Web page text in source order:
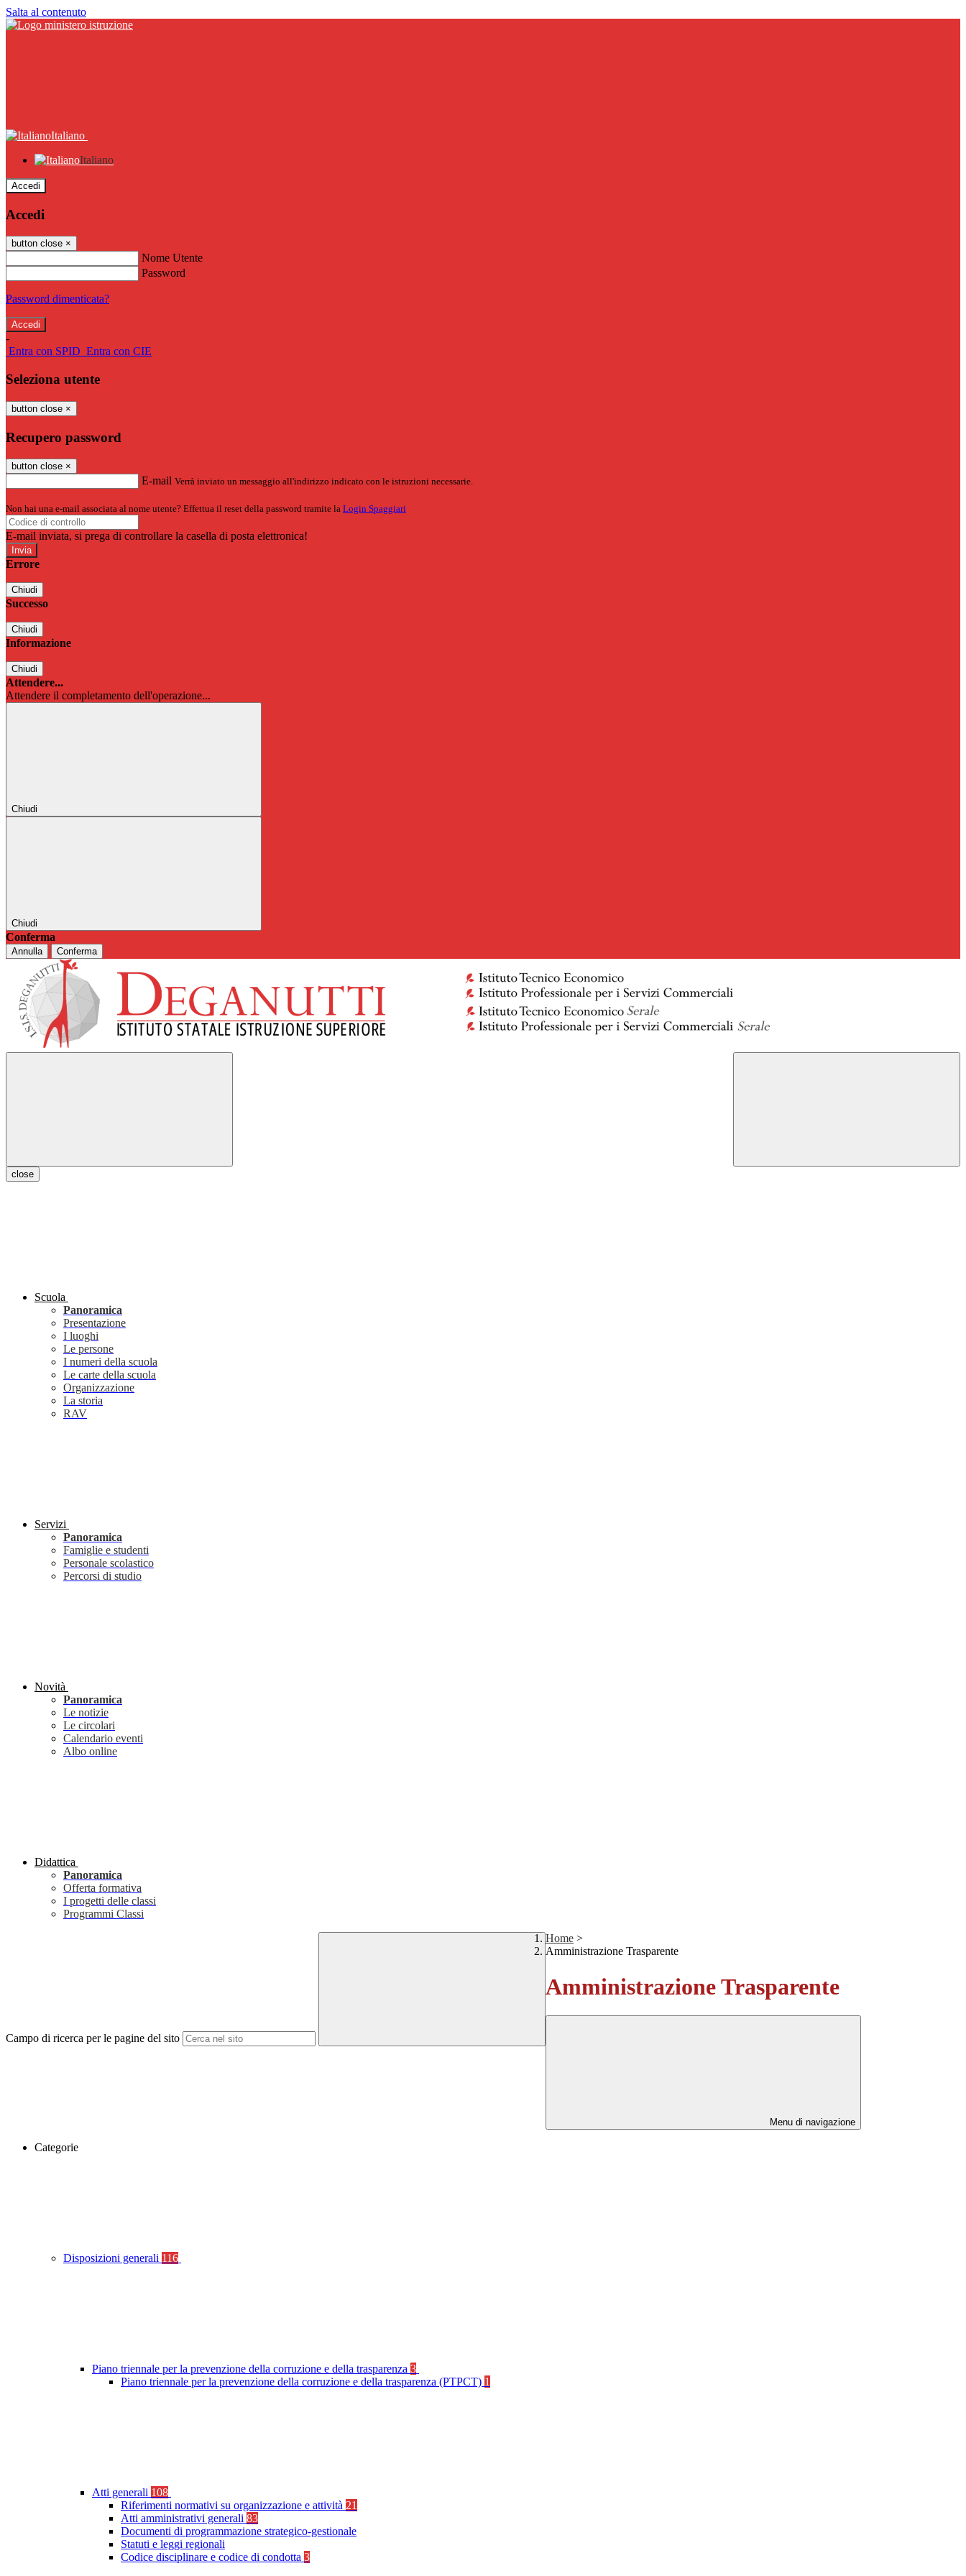
Salta al contenuto
Italiano
Italiano
Accedi
Accedi
button close ×
Nome Utente
Password
Password dimenticata?
-
Entra con SPID Entra con CIE
Seleziona utente
button close ×
Recupero password
button close ×
E-mail Verrà inviato un messaggio all'indirizzo indicato con le istruzioni necessarie.
Non hai una e-mail associata al nome utente? Effettua il reset della password tramite la Login Spaggiari
E-mail inviata, si prega di controllare la casella di posta elettronica!
Errore
Chiudi
Successo
Chiudi
Informazione
Chiudi
Attendere...
Attendere il completamento dell'operazione...
Chiudi
Chiudi
Conferma
Annulla Conferma
close
Scuola
Panoramica
Presentazione
I luoghi
Le persone
I numeri della scuola
Le carte della scuola
Organizzazione
La storia
RAV
Servizi
Panoramica
Famiglie e studenti
Personale scolastico
Percorsi di studio
Novità
Panoramica
Le notizie
Le circolari
Calendario eventi
Albo online
Didattica
Panoramica
Offerta formativa
I progetti delle classi
Programmi Classi
Campo di ricerca per le pagine del sito
Home >
Amministrazione Trasparente
Amministrazione Trasparente
Menu di navigazione
Categorie
Disposizioni generali 116
Piano triennale per la prevenzione della corruzione e della trasparenza 3
Piano triennale per la prevenzione della corruzione e della trasparenza (PTPCT) 1
Atti generali 108
Riferimenti normativi su organizzazione e attività 21
Atti amministrativi generali 83
Documenti di programmazione strategico-gestionale
Statuti e leggi regionali
Codice disciplinare e codice di condotta 3